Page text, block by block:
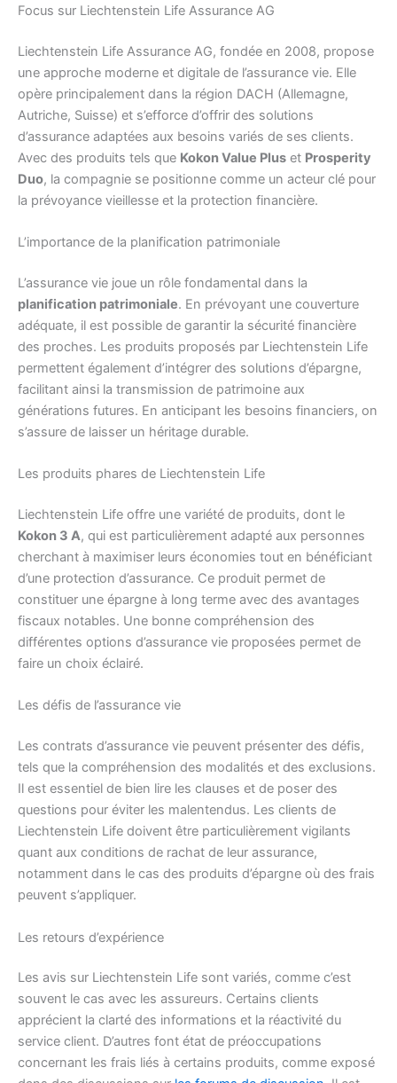
Focus sur Liechtenstein Life Assurance AG
Liechtenstein Life Assurance AG, fondée en 2008, propose
une approche moderne et digitale de l’assurance vie. Elle
opère principalement dans la région DACH (Allemagne,
Autriche, Suisse) et s’efforce d’offrir des solutions
d’assurance adaptées aux besoins variés de ses clients.
Avec des produits tels que Kokon Value Plus et Prosperity
Duo, la compagnie se positionne comme un acteur clé pour
la prévoyance vieillesse et la protection financière.
L’importance de la planification patrimoniale
L’assurance vie joue un rôle fondamental dans la
planification patrimoniale. En prévoyant une couverture
adéquate, il est possible de garantir la sécurité financière
des proches. Les produits proposés par Liechtenstein Life
permettent également d’intégrer des solutions d’épargne,
facilitant ainsi la transmission de patrimoine aux
générations futures. En anticipant les besoins financiers, on
s’assure de laisser un héritage durable.
Les produits phares de Liechtenstein Life
Liechtenstein Life offre une variété de produits, dont le
Kokon 3 A, qui est particulièrement adapté aux personnes
cherchant à maximiser leurs économies tout en bénéficiant
d’une protection d’assurance. Ce produit permet de
constituer une épargne à long terme avec des avantages
fiscaux notables. Une bonne compréhension des
différentes options d’assurance vie proposées permet de
faire un choix éclairé.
Les défis de l’assurance vie
Les contrats d’assurance vie peuvent présenter des défis,
tels que la compréhension des modalités et des exclusions.
Il est essentiel de bien lire les clauses et de poser des
questions pour éviter les malentendus. Les clients de
Liechtenstein Life doivent être particulièrement vigilants
quant aux conditions de rachat de leur assurance,
notamment dans le cas des produits d’épargne où des frais
peuvent s’appliquer.
Les retours d’expérience
Les avis sur Liechtenstein Life sont variés, comme c’est
souvent le cas avec les assureurs. Certains clients
apprécient la clarté des informations et la réactivité du
service client. D’autres font état de préoccupations
concernant les frais liés à certains produits, comme exposé